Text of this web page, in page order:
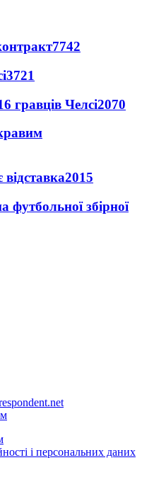
7742
3721
гравців Челсі2070
2015
футбольної збірної
і персональних даних